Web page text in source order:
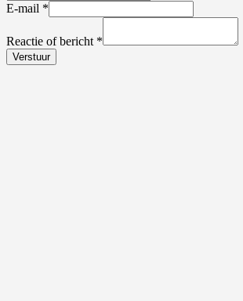
E-mail *
Reactie of bericht *
Verstuur